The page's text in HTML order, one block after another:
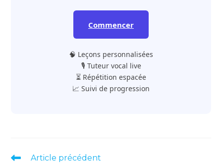
Commencer
🧠 Leçons personnalisées
🎙️ Tuteur vocal live
⏳ Répétition espacée
📈 Suivi de progression
Read
Article précédent